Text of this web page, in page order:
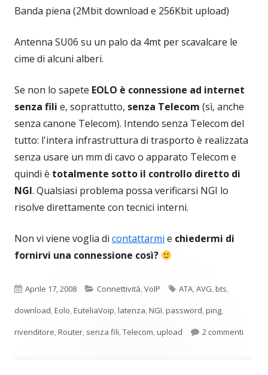
Banda piena (2Mbit download e 256Kbit upload)
Antenna SU06 su un palo da 4mt per scavalcare le
cime di alcuni alberi.
Se non lo sapete EOLO è connessione ad internet
senza fili e, soprattutto, senza Telecom (sì, anche
senza canone Telecom). Intendo senza Telecom del
tutto: l'intera infrastruttura di trasporto è realizzata
senza usare un mm di cavo o apparato Telecom e
quindi è totalmente sotto il controllo diretto di
NGI. Qualsiasi problema possa verificarsi NGI lo
risolve direttamente con tecnici interni.
Non vi viene voglia di contattarmi e chiedermi di
fornirvi una connessione così?
Pubblicato
Aprile 17, 2008 Categorie
Connettività,VoIP Tag
ATA,AVG,bts,
download,Eolo,EuteliaVoip,latenza,NGI,password,ping,
rivenditore,Router, senza fili,Telecom,upload 2 commenti